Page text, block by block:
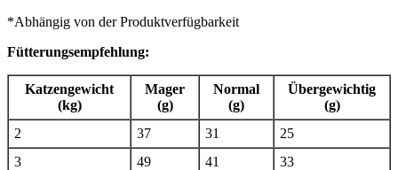
*Abhängig von der Produktverfügbarkeit
Fütterungsempfehlung:
Katzengewicht
(kg)
Mager
(g)
Normal
(g)
Übergewichtig
(g)
2
37 31
25
3
49 41
33